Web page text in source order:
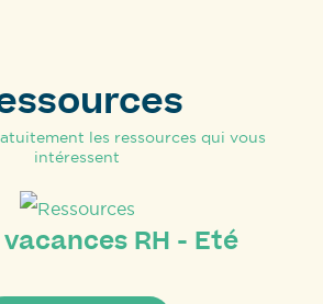
les ressources qui vous
intéressent
RH - Eté